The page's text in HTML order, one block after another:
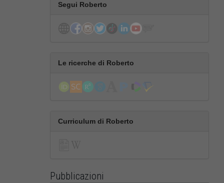
Segui Roberto
Le ricerche di Roberto
Curriculum di Roberto
Pubblicazioni